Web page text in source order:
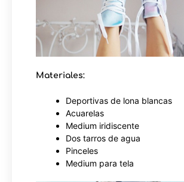
Materiales:
Deportivas de lona blancas
Acuarelas
Medium iridiscente
Dos tarros de agua
Pinceles
Medium para tela